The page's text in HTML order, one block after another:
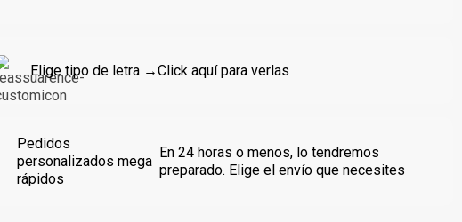
Elige tipo de letra →Click aquí para verlas
Pedidos
personalizados mega
rápidos
En 24 horas o menos, lo tendremos
preparado. Elige el envío que necesites